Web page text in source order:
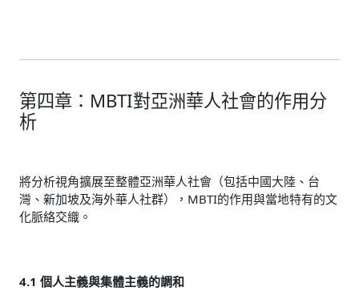
第四章：MBTI對亞洲華人社會的作用分
析
將分析視角擴展至整體亞洲華人社會（包括中國大陸、台
灣、新加坡及海外華人社群），MBTI的作用與當地特有的文
化脈絡交織。
4.1 個人主義與集體主義的調和